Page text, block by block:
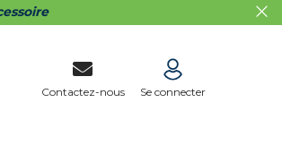
Contactez-nous Se connecter